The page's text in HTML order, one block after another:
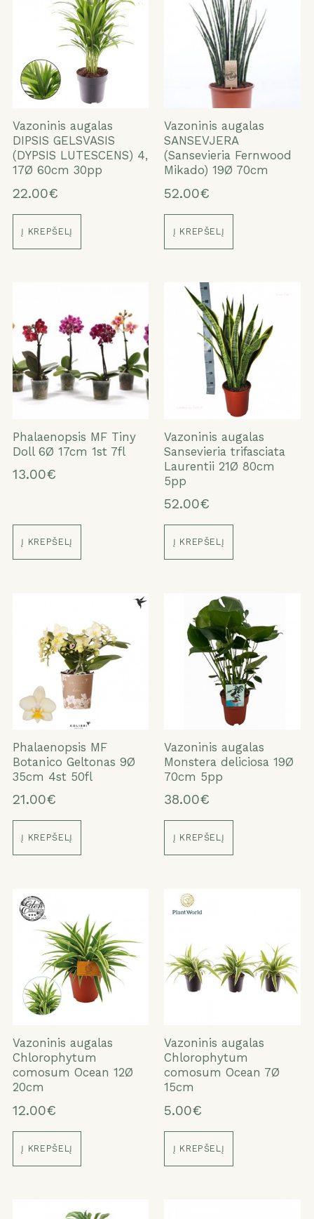
Vazoninis augalas
DIPSIS GELSVASIS
(DYPSIS LUTESCENS) 4,
17Ø 60cm 30pp
22.00€
Į KREPŠELĮ
Vazoninis augalas
SANSEVJERA
(Sansevieria Fernwood
Mikado) 19Ø 70cm
52.00€
Į KREPŠELĮ
Phalaenopsis MF Tiny
Doll 6Ø 17cm 1st 7fl
13.00€
Į KREPŠELĮ
Vazoninis augalas
Sansevieria trifasciata
Laurentii 21Ø 80cm
5pp
52.00€
Į KREPŠELĮ
Phalaenopsis MF
Botanico Geltonas 9Ø
35cm 4st 50fl
21.00€
Į KREPŠELĮ
Vazoninis augalas
Monstera deliciosa 19Ø
70cm 5pp
38.00€
Į KREPŠELĮ
Vazoninis augalas
Chlorophytum
comosum Ocean 12Ø
20cm
12.00€
Į KREPŠELĮ
Vazoninis augalas
Chlorophytum
comosum Ocean 7Ø
15cm
5.00€
Į KREPŠELĮ